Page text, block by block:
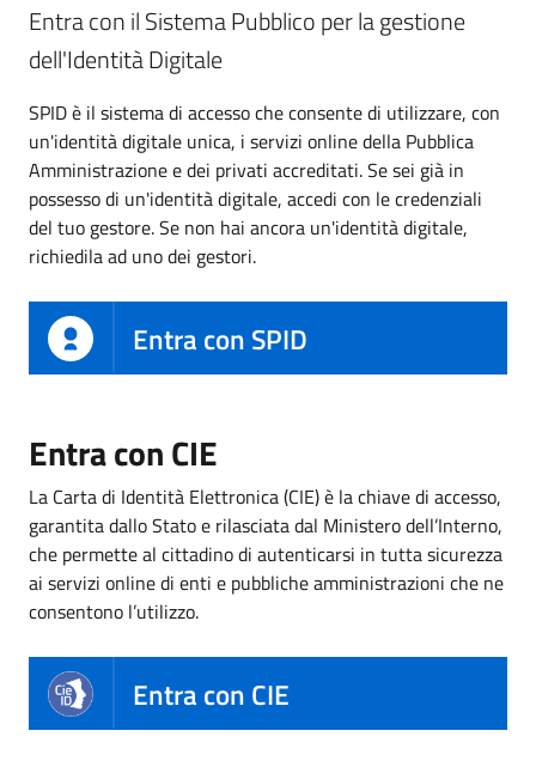
Entra con il Sistema Pubblico per la gestione
dell'Identità Digitale
SPID è il sistema di accesso che consente di utilizzare, con
un'identità digitale unica, i servizi online della Pubblica
Amministrazione e dei privati accreditati. Se sei già in
possesso di un'identità digitale, accedi con le credenziali
del tuo gestore. Se non hai ancora un'identità digitale,
richiedila ad uno dei gestori.
Entra con SPID
Entra con CIE
La Carta di Identità Elettronica (CIE) è la chiave di accesso,
garantita dallo Stato e rilasciata dal Ministero dell’Interno,
che permette al cittadino di autenticarsi in tutta sicurezza
ai servizi online di enti e pubbliche amministrazioni che ne
consentono l’utilizzo.
Entra con CIE